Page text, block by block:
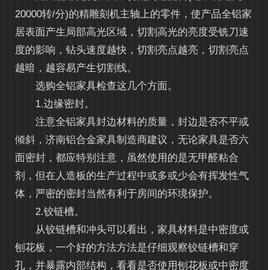
20000转/分)的精雕刻机主轴上的零件，使产品全铝家
居表面产生局部高光区域，切割高光的亮度受铣刀速
度的影响，钻头速度越快，切割亮点越亮，切割亮点
越暗，越容易产生切割线。
选购全铝家具检查这几个方面。
1.边缘密封。
注意全铝家具封边材料的质量，封边是否不平或
倾斜，济南铝合金家具制造商建议，无论家具是否六
面密封，都应特别注意，虽然使用的是无甲醛粘合
剂，但在人造板的生产过程中或多或少会有挥发性气
体，严密的密封当然有利于房间的环境保护。
2.铰链槽。
从铰链槽和冲头可以看出，家具材料是中密度或
刨花板，一个好的方法方法是仔细观察铰链槽和穿
孔，并暴露内部结构，看看是否使用刨花板或中密度